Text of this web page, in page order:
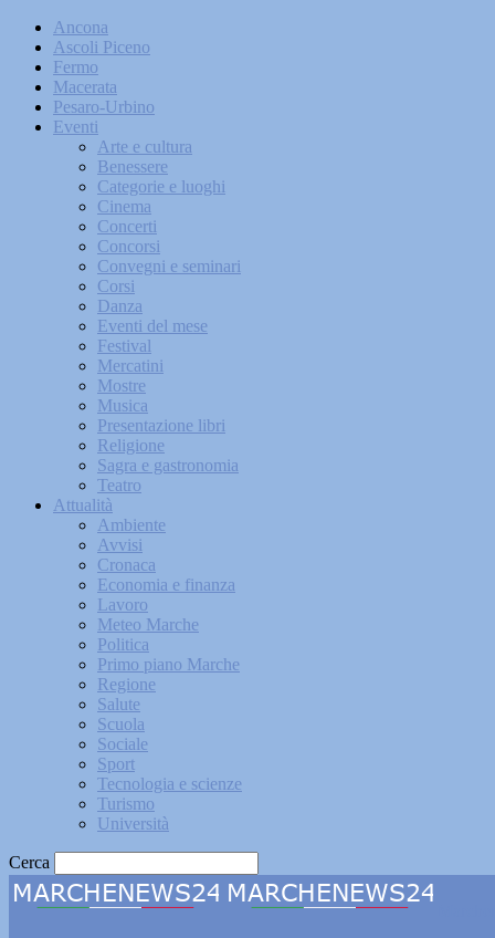
Ancona
Ascoli Piceno
Fermo
Macerata
Pesaro-Urbino
Eventi
Arte e cultura
Benessere
Categorie e luoghi
Cinema
Concerti
Concorsi
Convegni e seminari
Corsi
Danza
Eventi del mese
Festival
Mercatini
Mostre
Musica
Presentazione libri
Religione
Sagra e gastronomia
Teatro
Attualità
Ambiente
Avvisi
Cronaca
Economia e finanza
Lavoro
Meteo Marche
Politica
Primo piano Marche
Regione
Salute
Scuola
Sociale
Sport
Tecnologia e scienze
Turismo
Università
Cerca